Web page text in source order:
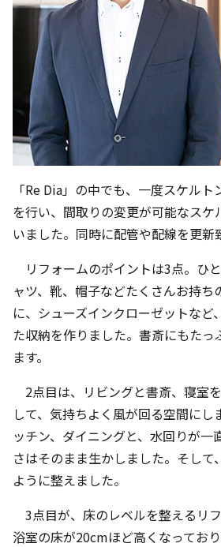
「Re Dia」の中でも、一度スケル
を行い、間取りの変更が可能なス
いました。同時に配管や配線を更新
リフォームのポイントは3点。ひ
ャツ、靴、帽子などたくさんお持ち
に、シューズインクローゼットなど
た収納を作りました。書斎にもたっ
ます。
2点目は、リビングと書斎、寝室
して、気持ちよく風が回る空間にし
ッチン、ダイニングと、水回りが一
さはそのまま生かしました。そして
ように整えました。
3点目が、床のレベルを整えるリ
浴室の床が20cmほど高くなってお